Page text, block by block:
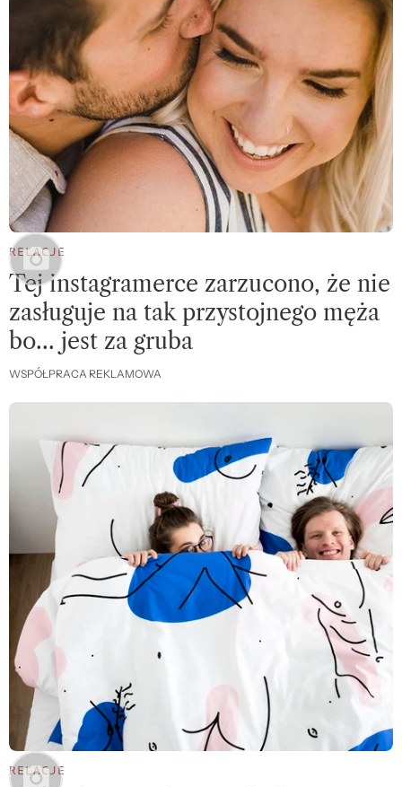
RELACJE
Tej instagramerce zarzucono, że nie
zasługuje na tak przystojnego męża
bo… jest za gruba
WSPÓŁPRACA REKLAMOWA
RELACJE